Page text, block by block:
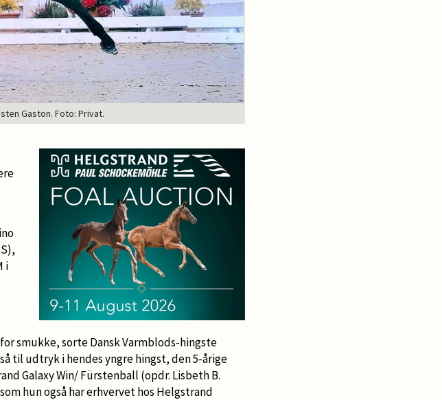
Gaston. Foto: Privat.
i
smukke, sorte Dansk Varmblods-hingste
til udtryk i hendes yngre hingst, den 5-årige
Galaxy Win/ Fürstenball (opdr. Lisbeth B.
hun også har erhvervet hos Helgstrand